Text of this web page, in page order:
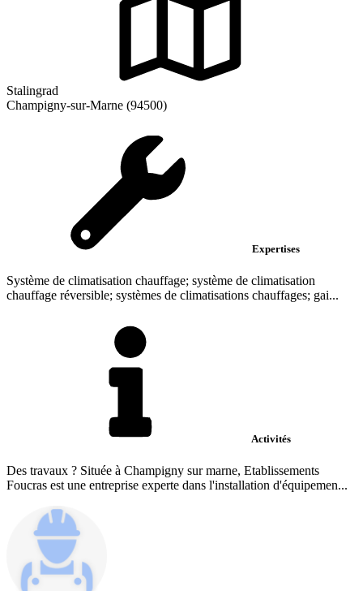
Stalingrad
Champigny-sur-Marne (94500)
Expertises
Système de climatisation chauffage; système de climatisation
chauffage réversible; systèmes de climatisations chauffages; gai...
Activités
Des travaux ? Située à Champigny sur marne, Etablissements
Foucras est une entreprise experte dans l'installation d'équipemen...